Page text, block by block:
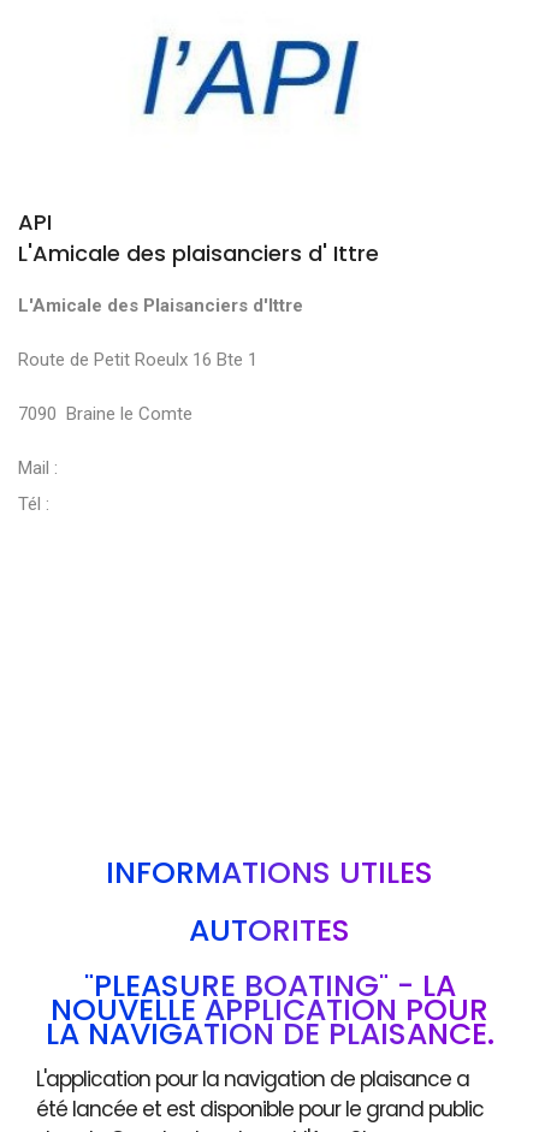
API
L'Amicale des plaisanciers d' Ittre
L'Amicale des Plaisanciers d'Ittre
Route de Petit Roeulx 16 Bte 1
7090 Braine le Comte
Mail :
Tél :
INFORMATIONS UTILES
AUTORITÉS
"PLEASURE BOATING" - LA
NOUVELLE APPLICATION POUR
LA NAVIGATION DE PLAISANCE.
L'application pour la navigation de plaisance a
été lancée et est disponible pour le grand public